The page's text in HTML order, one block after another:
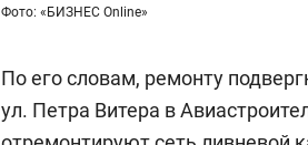
Фото: «БИЗНЕС Online»
По его словам, ремонту
ул. Петра Витера в